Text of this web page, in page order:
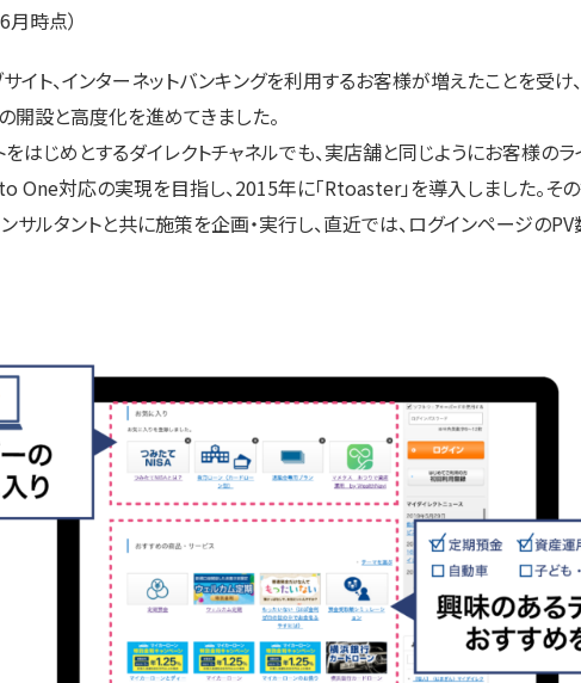
時点）
イト、インターネットバンキングを利用するお客様が増えたことを受
開設と高度化を進めてきました。
をはじめとするダイレクトチャネルでも、実店舗と同じようにお客様のラ
One対応の実現を目指し、2015年に「Rtoaster」を導入しました。その
サルタントと共に施策を企画・実行し、直近では、ログインページの